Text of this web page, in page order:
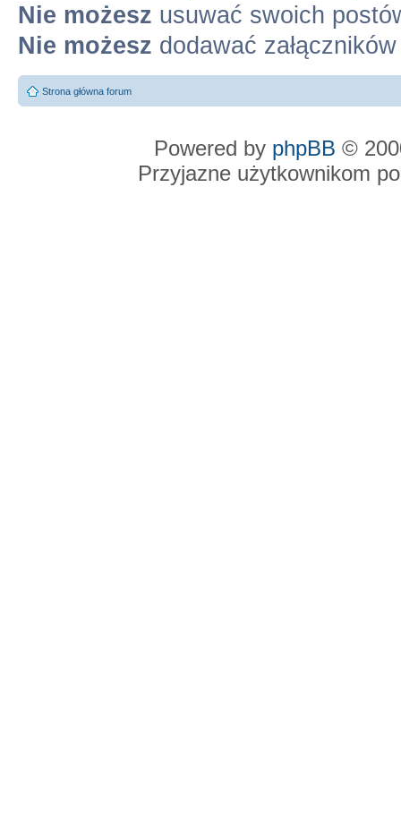
Nie możesz usuwać swoich
Nie możesz dodawać załączników
Strona główna forum
Powered by phpBB ©
Przyjazne użytkownikom